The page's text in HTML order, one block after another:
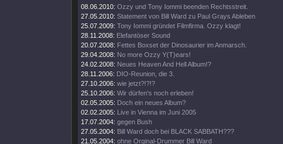
08.06.2010: Ozzy und Tony Iommi beenden Rechtsstreit.
27.05.2010: Statement von Bill Ward zu Paul Grays Ableben
25.07.2009: Tony Iommi gründet Filmfirma. Ozzy klagt!
28.11.2008: Elefantöser Sound
20.07.2008: Fettes Boxset der Dinosaurier im Anmarsch.
29.04.2008: No more Ozzy Y(T)ears!
24.02.2008: Neues Heaven And Hell Album!?
28.11.2006: DIO-Reunion, die 3.
27.10.2006: wie jetzt?!?!?
25.10.2006: Wir dürfen's noch erleben!
02.05.2005: Doch ein neues Album?
02.02.2005: Live in Vienna im Juni 2005
17.07.2004: gegen Bush
27.05.2004: Bill Ward doch bei BLACK SABBATH???
21.05.2004: ohne Orginal-Drummer Bill Ward